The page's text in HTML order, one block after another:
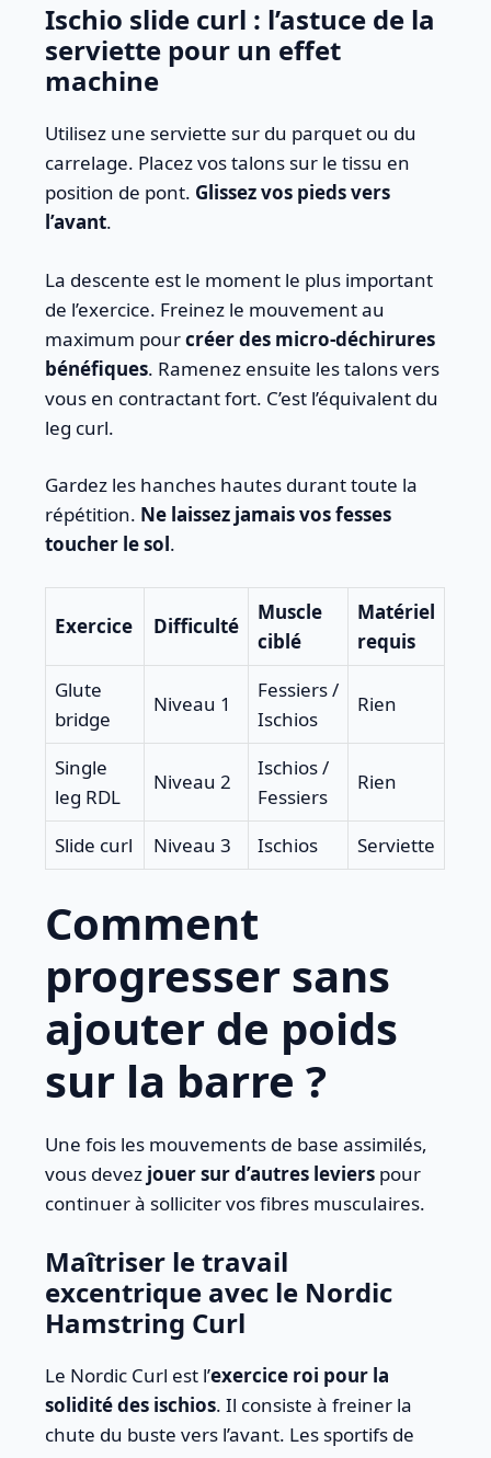
Ischio slide curl : l’astuce de la
serviette pour un effet
machine
Utilisez une serviette sur du parquet ou du
carrelage. Placez vos talons sur le tissu en
position de pont. Glissez vos pieds vers
l’avant.
La descente est le moment le plus important
de l’exercice. Freinez le mouvement au
maximum pourcréer des micro-déchirures
bénéfiques. Ramenez ensuite les talons vers
vous en contractant fort. C’est l’équivalent du
leg curl.
Gardez les hanches hautes durant toute la
répétition. Ne laissez jamais vos fesses
toucher le sol.
Exercice Difficulté
Muscle
ciblé
Matériel
requis
Glute
bridge
Niveau 1
Fessiers /
Ischios
Rien
Single
leg RDL
Niveau 2
Ischios /
Fessiers
Rien
Slide curl Niveau 3 Ischios Serviette
Comment
progresser sans
ajouter de poids
sur la barre ?
Une fois les mouvements de base assimilés,
vous devez jouer sur d’autres leviers pour
continuer à solliciter vos fibres musculaires.
Maîtriser le travail
excentrique avec le Nordic
Hamstring Curl
Le Nordic Curl est l’exercice roi pour la
solidité des ischios. Il consiste à freiner la
chute du buste vers l’avant. Les sportifs de